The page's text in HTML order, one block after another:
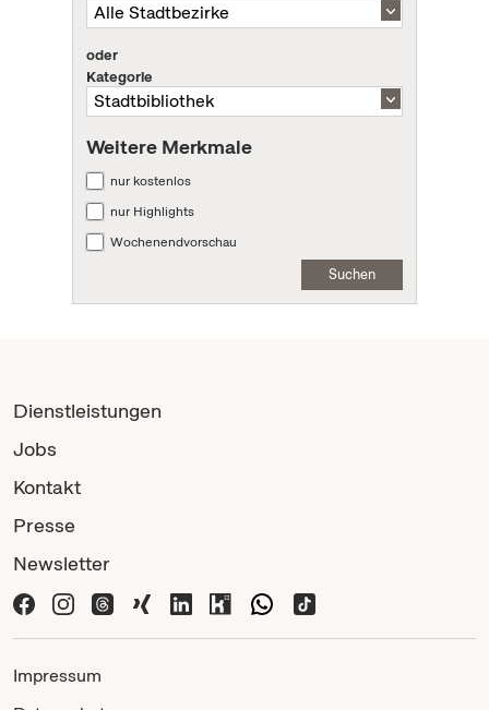
oder
Kategorie
Weitere Merkmale
nur kostenlos
nur Highlights
Wochenendvorschau
Suchen
Dienstleistungen
Jobs
Kontakt
Presse
Newsletter
Impressum